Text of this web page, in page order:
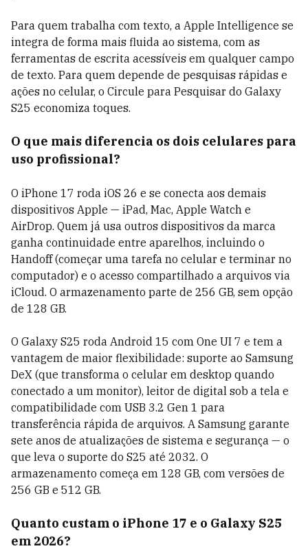
Para quem trabalha com texto, a Apple Intelligence se
integra de forma mais fluida ao sistema, com as
ferramentas de escrita acessíveis em qualquer campo
de texto. Para quem depende de pesquisas rápidas e
ações no celular, o Circule para Pesquisar do Galaxy
S25 economiza toques.
O que mais diferencia os dois celulares para
uso profissional?
O iPhone 17 roda iOS 26 e se conecta aos demais
dispositivos Apple — iPad, Mac, Apple Watch e
AirDrop. Quem já usa outros dispositivos da marca
ganha continuidade entre aparelhos, incluindo o
Handoff (começar uma tarefa no celular e terminar no
computador) e o acesso compartilhado a arquivos via
iCloud. O armazenamento parte de 256 GB, sem opção
de 128 GB.
O Galaxy S25 roda Android 15 com One UI 7 e tem a
vantagem de maior flexibilidade: suporte ao Samsung
DeX (que transforma o celular em desktop quando
conectado a um monitor), leitor de digital sob a tela e
compatibilidade com USB 3.2 Gen 1 para
transferência rápida de arquivos. A Samsung garante
sete anos de atualizações de sistema e segurança — o
que leva o suporte do S25 até 2032. O
armazenamento começa em 128 GB, com versões de
256 GB e 512 GB.
Quanto custam o iPhone 17 e o Galaxy S25
em 2026?